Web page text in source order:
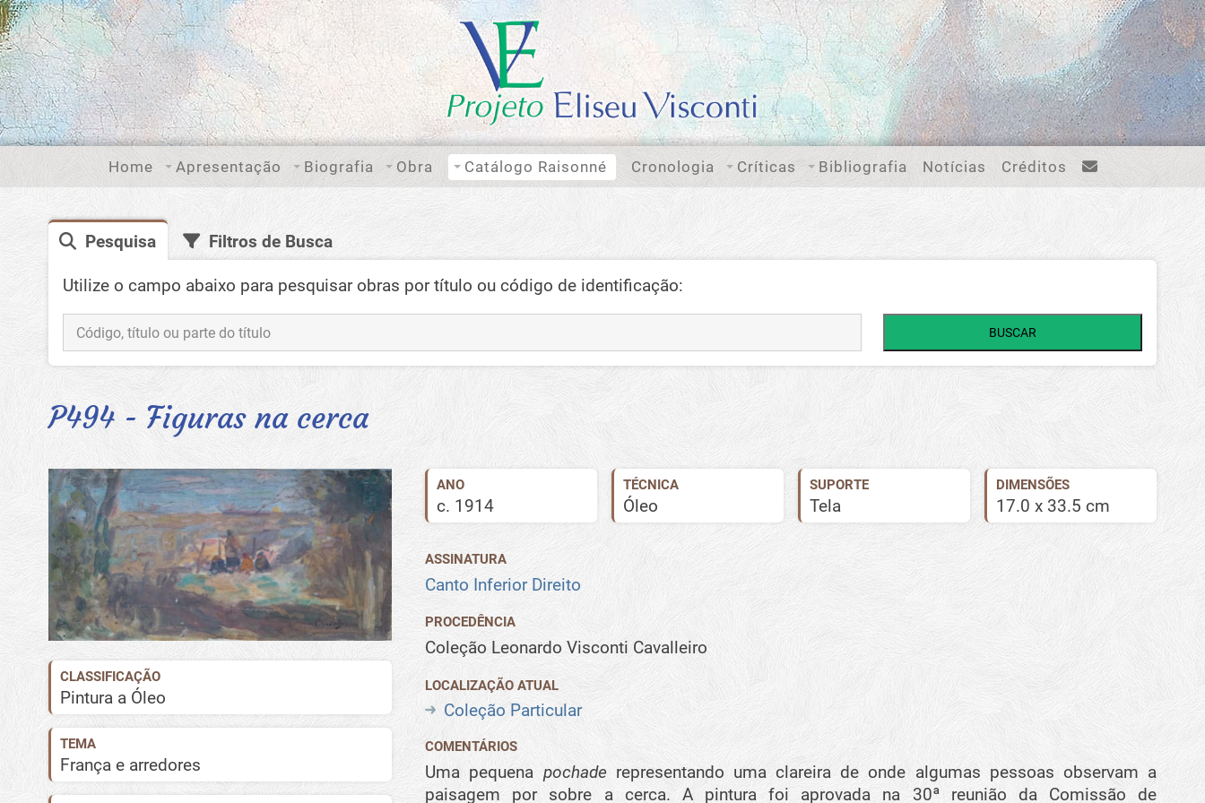
Home Apresentação Biografia Obra Catálogo Raisonné Cronologia Críticas Bibliografia Notícias Créditos
Pesquisa Filtros de Busca
Utilize o campo abaixo para pesquisar obras por título ou código de identificação:
BUSCAR
P494 - Figuras na cerca
CLASSIFICAÇÃO
Pintura a Óleo
TEMA
França e arredores
ANO
c. 1914
TÉCNICA
Óleo
SUPORTE
Tela
DIMENSÕES
17.0 x 33.5 cm
ASSINATURA
Canto Inferior Direito
PROCEDÊNCIA
Coleção Leonardo Visconti Cavalleiro
LOCALIZAÇÃO ATUAL
Coleção Particular
COMENTÁRIOS
Uma pequena pochaderepresentando uma clareira de onde algumas pessoas observam a
paisagem por sobre a cerca. A pintura foi aprovada na 30ª reunião da Comissão de